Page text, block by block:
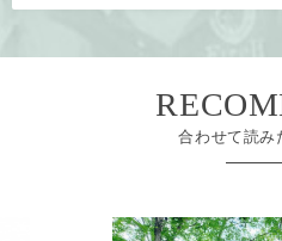
合わせて読み